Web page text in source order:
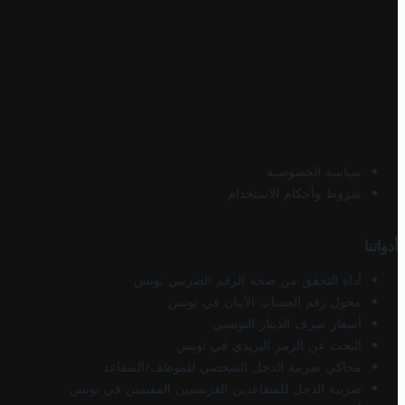
سياسة الخصوصية
شروط وأحكام الاستخدام
أدواتنا
أداة التحقق من صحة الرقم الضريبي تونس
محول رقم الحساب الآيبان في تونس
أسعار صرف الدينار التونسي
البحث عن الرمز البريدي في تونس
محاكي ضريبة الدخل الشخصي للموظف/المتقاعد
ضريبة الدخل للمتقاعدين الفرنسيين المقيمين في تونس